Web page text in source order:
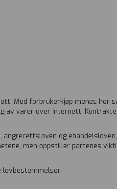
Med forbrukerkjøp menes her
av varer over internett.
og
men oppstiller partenes